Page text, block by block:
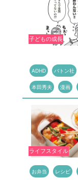
子どもの成長
ADHD バトン社
本田秀夫 漫画
ライフスタイル
お弁当 レシピ